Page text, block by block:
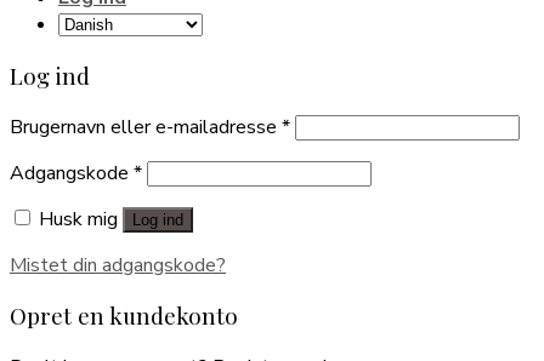
Log ind
Brugernavn eller e-mailadresse *
Adgangskode *
Husk mig
Log ind
Mistet din adgangskode?
Opret en kundekonto